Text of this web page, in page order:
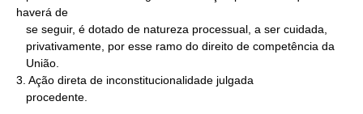
haverá de
3. Ação direta de inconstitucionalidade julgada
   procedente.